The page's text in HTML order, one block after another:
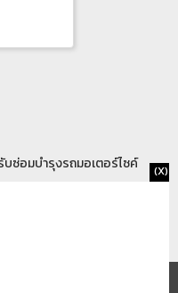
บซ่อมบำรุงรถมอเตอร์ไซค์
(X)